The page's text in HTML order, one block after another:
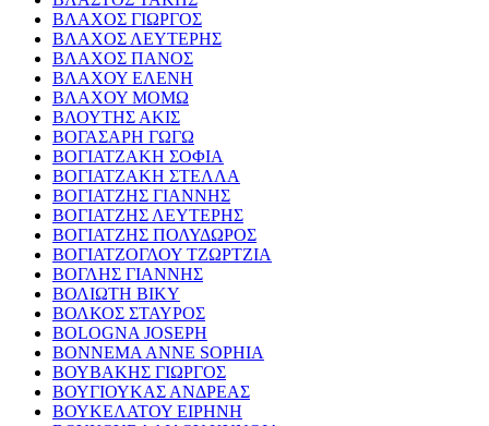
ΒΛΑΧΟΣ ΓΙΩΡΓΟΣ
ΒΛΑΧΟΣ ΛΕΥΤΕΡΗΣ
ΒΛΑΧΟΣ ΠΑΝΟΣ
ΒΛΑΧΟΥ ΕΛΕΝΗ
ΒΛΑΧΟΥ ΜΟΜΩ
ΒΛΟΥΤΗΣ ΑΚΙΣ
ΒΟΓΑΣΑΡΗ ΓΩΓΩ
ΒΟΓΙΑΤΖΑΚΗ ΣΟΦΙΑ
ΒΟΓΙΑΤΖΑΚΗ ΣΤΕΛΛΑ
ΒΟΓΙΑΤΖΗΣ ΓΙΑΝΝΗΣ
ΒΟΓΙΑΤΖΗΣ ΛΕΥΤΕΡΗΣ
ΒΟΓΙΑΤΖΗΣ ΠΟΛΥΔΩΡΟΣ
ΒΟΓΙΑΤΖΟΓΛΟΥ ΤΖΩΡΤΖΙΑ
ΒΟΓΛΗΣ ΓΙΑΝΝΗΣ
ΒΟΛΙΩΤΗ ΒΙΚΥ
ΒΟΛΚΟΣ ΣΤΑΥΡΟΣ
BOLOGNA JOSEPH
BONNEMA ANNE SOPHIA
ΒΟΥΒΑΚΗΣ ΓΙΩΡΓΟΣ
ΒΟΥΓΙΟΥΚΑΣ ΑΝΔΡΕΑΣ
ΒΟΥΚΕΛΑΤΟΥ ΕΙΡΗΝΗ